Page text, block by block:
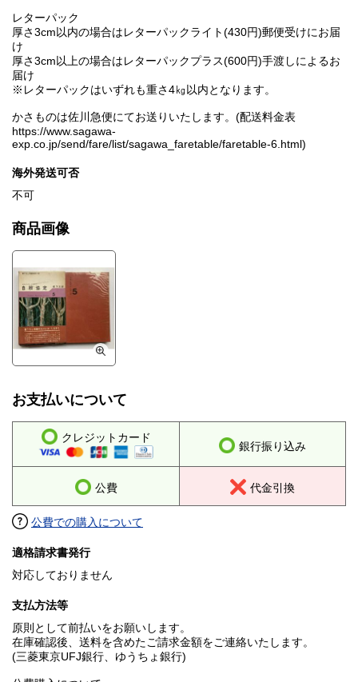
レターパック
厚さ3cm以内の場合はレターパックライト(430円)郵便受けにお届
け
厚さ3cm以上の場合はレターパックプラス(600円)手渡しによるお
届け
※レターパックはいずれも重さ4㎏以内となります。
かさものは佐川急便にてお送りいたします。(配送料金表
https://www.sagawa-
exp.co.jp/send/fare/list/sagawa_faretable/faretable-6.html)
海外発送可否
不可
商品画像
お支払いについて
クレジットカード
銀行振り込み
公費 代金引換
公費での購入について
適格請求書発行
対応しておりません
支払方法等
原則として前払いをお願いします。
在庫確認後、送料を含めたご請求金額をご連絡いたします。
(三菱東京UFJ銀行、ゆうちょ銀行)